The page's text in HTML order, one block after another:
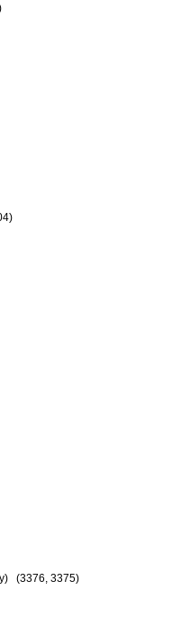
(3376, 3375)